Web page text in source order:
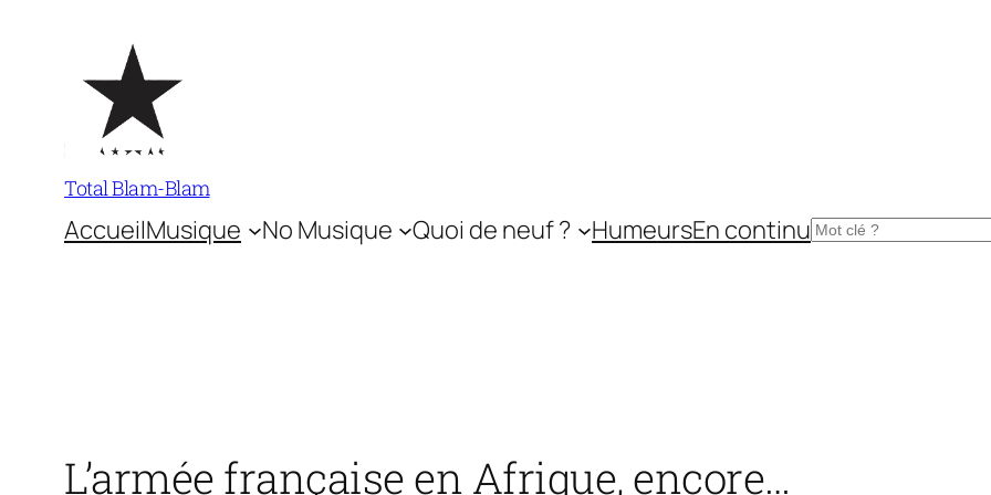
contenu
Total Blam-Blam
AccueilMusique No Musique Quoi de neuf ? HumeursEn continuRechercher
L’armée française en Afrique, encore…